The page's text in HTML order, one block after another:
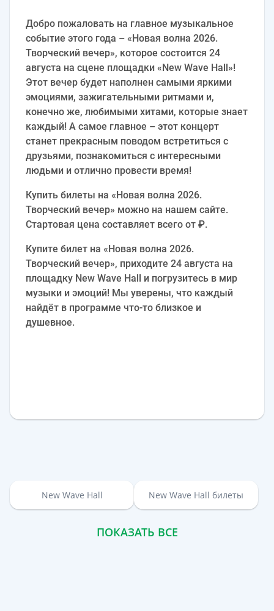
Добро пожаловать на главное музыкальное
событие этого года – «Новая волна 2026.
Творческий вечер», которое состоится 24
августа на сцене площадки «New Wave Hall»!
Этот вечер будет наполнен самыми яркими
эмоциями, зажигательными ритмами и,
конечно же, любимыми хитами, которые знает
каждый! А самое главное – этот концерт
станет прекрасным поводом встретиться с
друзьями, познакомиться с интересными
людьми и отлично провести время!
Купить билеты на «Новая волна 2026.
Творческий вечер» можно на нашем сайте.
Стартовая цена составляет всего от ₽.
Купите билет на «Новая волна 2026.
Творческий вечер», приходите 24 августа на
площадку New Wave Hall и погрузитесь в мир
музыки и эмоций! Мы уверены, что каждый
найдёт в программе что-то близкое и
душевное.
New Wave Hall New Wave Hall билеты
ПОКАЗАТЬ ВСЕ